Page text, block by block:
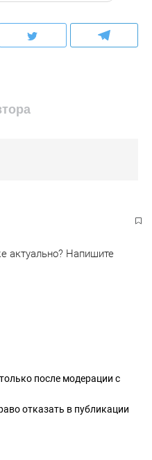
актуально? Напишите
после модерации с
отказать в публикации